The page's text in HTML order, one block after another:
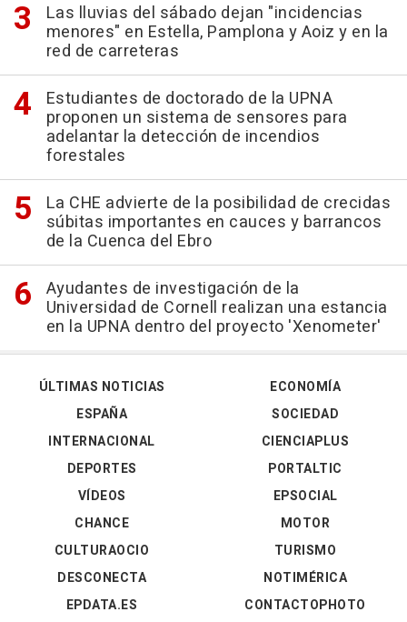
Las lluvias del sábado dejan "incidencias
menores" en Estella, Pamplona y Aoiz y en la
red de carreteras
Estudiantes de doctorado de la UPNA
proponen un sistema de sensores para
adelantar la detección de incendios
forestales
La CHE advierte de la posibilidad de crecidas
súbitas importantes en cauces y barrancos
de la Cuenca del Ebro
Ayudantes de investigación de la
Universidad de Cornell realizan una estancia
en la UPNA dentro del proyecto 'Xenometer'
ÚLTIMAS NOTICIAS
ESPAÑA
INTERNACIONAL
DEPORTES
VÍDEOS
ECONOMÍA
SOCIEDAD
CIENCIAPLUS
PORTALTIC
EPSOCIAL
CHANCE
CULTURAOCIO
DESCONECTA
EPDATA.ES
MOTOR
TURISMO
NOTIMÉRICA
CONTACTOPHOTO